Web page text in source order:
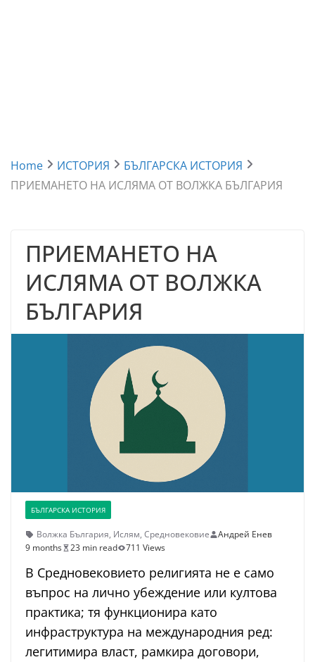
Home ИСТОРИЯ
БЪЛГАРСКА ИСТОРИЯ
ПРИЕМАНЕТО НА ИСЛЯМА ОТ ВОЛЖКА БЪЛГАРИЯ
ПРИЕМАНЕТО НА
ИСЛЯМА ОТ ВОЛЖКА
БЪЛГАРИЯ
БЪЛГАРСКА ИСТОРИЯ
Волжка България, Ислям, Средновековие
Андрей Енев
9 months
23 min read 711 Views
В Средновековието религията не е само
въпрос на лично убеждение или култова
практика; тя функционира като
инфраструктура на международния ред:
легитимира власт, рамкира договори,